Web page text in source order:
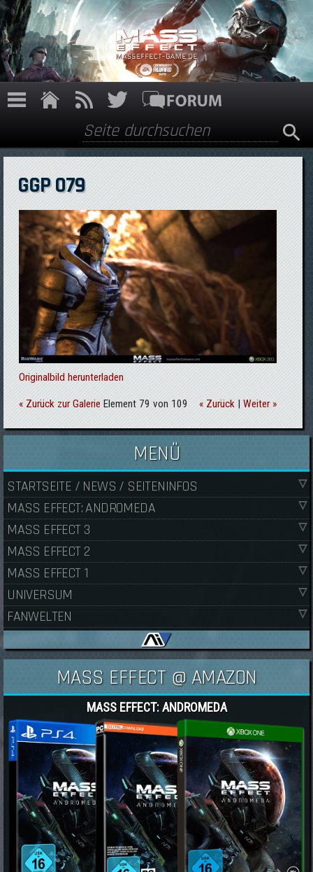
Direkt zum Inhalt
Suchformular
Suche
GGP 079
Originalbild herunterladen
« Zurück zur Galerie Element 79 von 109 « Zurück| Weiter »
MENÜ
STARTSEITE / NEWS / SEITENINFOS
MASS EFFECT: ANDROMEDA
MASS EFFECT 3
MASS EFFECT 2
MASS EFFECT 1
UNIVERSUM
FANWELTEN
MASS EFFECT @ AMAZON
MASS EFFECT: ANDROMEDA